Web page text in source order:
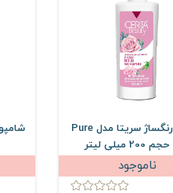
شامپو رنگساژ سریتا مدل Pure
ناموجود